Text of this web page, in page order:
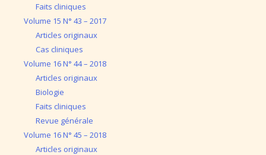
Faits cliniques
Volume 15 N° 43 – 2017
Articles originaux
Cas cliniques
Volume 16 N° 44 – 2018
Articles originaux
Biologie
Faits cliniques
Revue générale
Volume 16 N° 45 – 2018
Articles originaux